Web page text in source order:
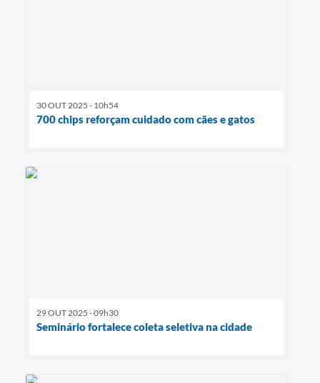
30 OUT 2025 - 10h54
700 chips reforçam cuidado com cães e gatos
29 OUT 2025 - 09h30
Seminário fortalece coleta seletiva na cidade